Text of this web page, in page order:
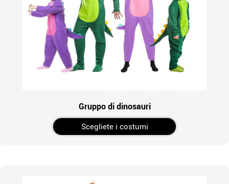
Gruppo di dinosauri
Scegliete i costumi